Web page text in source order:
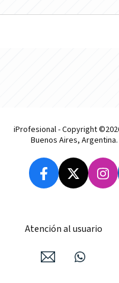
iProfesional - Copyright
Buenos Aires,
Atención al usuario